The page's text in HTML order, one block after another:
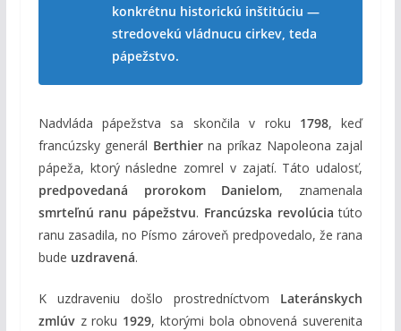
konkrétnu historickú inštitúciu —
stredovekú vládnucu cirkev, teda
pápežstvo.
Nadvláda pápežstva sa skončila v roku 1798, keď
francúzsky generál Berthierna príkaz Napoleona zajal
pápeža, ktorý následne zomrel v zajatí. Táto udalosť,
predpovedaná prorokom Danielom, znamenala
smrteľnú ranu pápežstvu. Francúzska revolúcia túto
ranu zasadila, no Písmo zároveň predpovedalo, že rana
bude uzdravená.
K uzdraveniu došlo prostredníctvom Lateránskych
zmlúvz roku 1929, ktorými bola obnovená suverenita